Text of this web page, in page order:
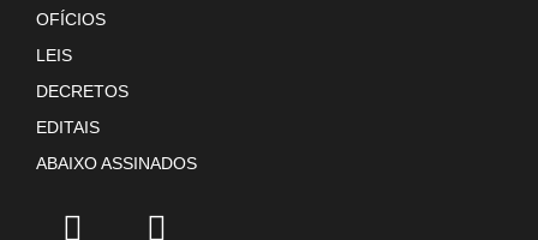
OFÍCIOS
LEIS
DECRETOS
EDITAIS
ABAIXO ASSINADOS